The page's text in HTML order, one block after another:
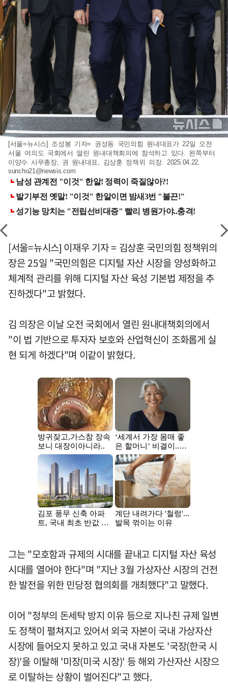
[서울=뉴시스] 조성봉 기자= 권성동 국민의힘 원내대표가 22일 오전
서울 여의도 국회에서 열린 원내대책회의에 참석하고 있다. 왼쪽부터
이양수 사무총장, 권 원내대표, 김상훈 정책위 의장. 2025.04.22.
suncho21@newsis.com
[서울=뉴시스] 이재우 기자 = 김상훈 국민의힘 정책위의
장은 25일 "국민의힘은 디지털 자산 시장을 양성화하고
체계적 관리를 위해 디지털 자산 육성 기본법 제정을 추
진하겠다"고 밝혔다.
김 의장은 이날 오전 국회에서 열린 원내대책회의에서
"이 법 기반으로 투자자 보호와 산업혁신이 조화롭게 실
현 되게 하겠다"며 이같이 밝혔다.
그는 "모호함과 규제의 시대를 끝내고 디지털 자산 육성
시대를 열어야 한다"며 "지난 3월 가상자산 시장의 건전
한 발전을 위한 민당정 협의회를 개최했다"고 말했다.
이어 "정부의 돈세탁 방지 이유 등으로 지나친 규제 일변
도 정책이 펼쳐지고 있어서 외국 자본이 국내 가상자산
시장에 들어오지 못하고 있고 국내 자본도 '국장(한국 시
장)'을 이탈해 '미장(미국 시장)' 등 해외 가산자산 시장으
로 이탈하는 상황이 벌어진다"고 했다.